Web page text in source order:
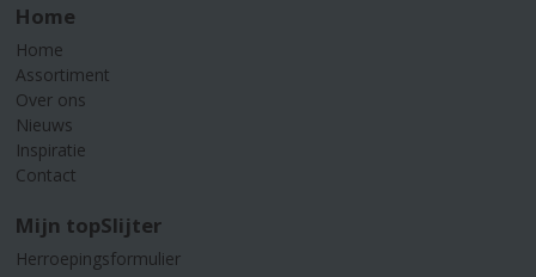
Home
Home
Assortiment
Over ons
Nieuws
Inspiratie
Contact
Mijn topSlijter
Herroepingsformulier